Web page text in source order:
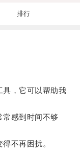
排行
，它可以帮助我
感到时间不够
不再困扰。